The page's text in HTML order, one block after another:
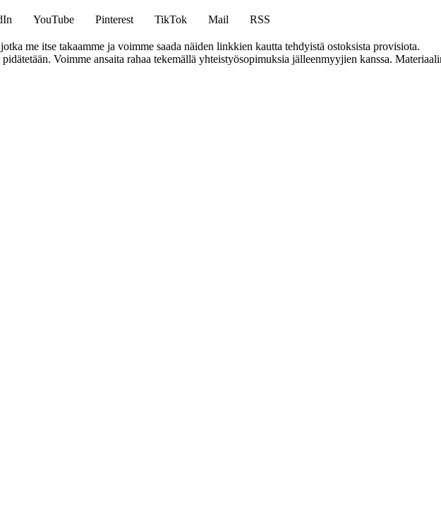
YouTube Pinterest TikTok Mail
RSS
me itse takaamme ja voimme saada näiden linkkien kautta tehdyistä ostoksista provisiota.
Voimme ansaita rahaa tekemällä yhteistyösopimuksia jälleenmyyjien kanssa.